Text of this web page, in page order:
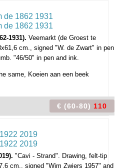
1931). Veemarkt (de Groest te
cm., signed "W. de Zwart" in pen
"46/50" in pen and ink.
same, Koeien aan een beek
€ (60-80) 110
"Cavi - Strand". Drawing, felt-tip
cm., signed "Wim Zwiers 1957" and